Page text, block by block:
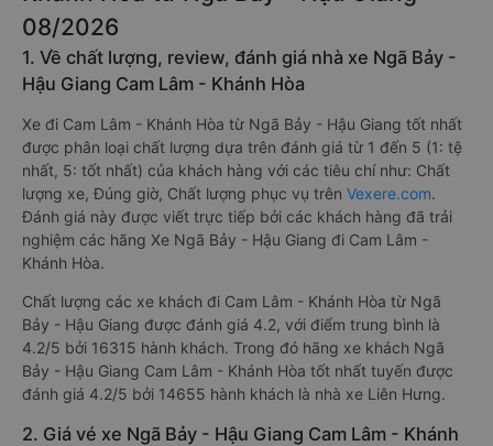
08/2026
1. Về chất lượng, review, đánh giá nhà xe Ngã Bảy -
Hậu Giang Cam Lâm - Khánh Hòa
Xe đi Cam Lâm - Khánh Hòa từ Ngã Bảy - Hậu Giang tốt nhất
được phân loại chất lượng dựa trên đánh giá từ 1 đến 5 (1: tệ
nhất, 5: tốt nhất) của khách hàng với các tiêu chí như: Chất
lượng xe, Đúng giờ, Chất lượng phục vụ trên Vexere.com.
Đánh giá này được viết trực tiếp bởi các khách hàng đã trải
nghiệm các hãng Xe Ngã Bảy - Hậu Giang đi Cam Lâm -
Khánh Hòa.
Chất lượng các xe khách đi Cam Lâm - Khánh Hòa từ Ngã
Bảy - Hậu Giang được đánh giá 4.2, với điểm trung bình là
4.2/5 bởi 16315 hành khách. Trong đó hãng xe khách Ngã
Bảy - Hậu Giang Cam Lâm - Khánh Hòa tốt nhất tuyến được
đánh giá 4.2/5 bởi 14655 hành khách là nhà xe Liên Hưng.
2. Giá vé xe Ngã Bảy - Hậu Giang Cam Lâm - Khánh